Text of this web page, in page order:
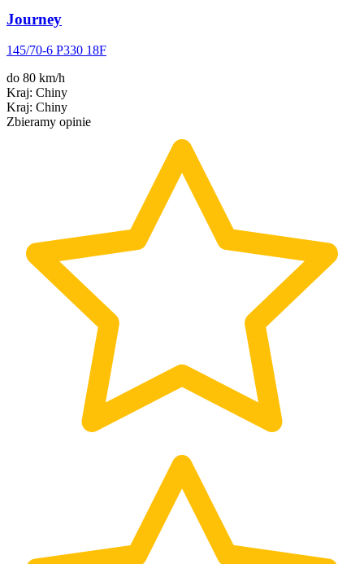
Journey
145/70-6 P330 18F
do 80 km/h
Kraj: Chiny
Kraj: Chiny
Zbieramy opinie